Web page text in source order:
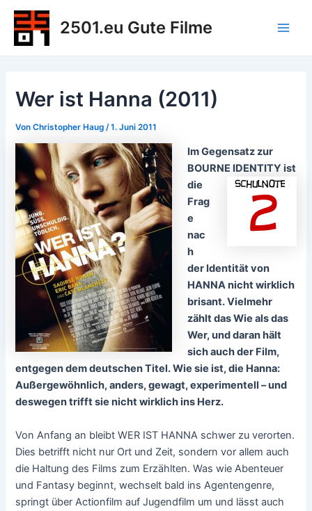
Zum
Inhalt
springen
2501.eu Gute Filme
Wer ist Hanna (2011)
VonChristopher Haug/1. Juni 2011
Im Gegensatz zur
BOURNE IDENTITY ist
die
Frag
e
nac
h
der Identität von
HANNA nicht wirklich
brisant. Vielmehr
zählt das Wie als das
Wer, und daran hält
sich auch der Film,
entgegen dem deutschen Titel. Wie sie ist, die Hanna:
Außergewöhnlich, anders, gewagt, experimentell – und
deswegen trifft sie nicht wirklich ins Herz.
Von Anfang an bleibt WER IST HANNA schwer zu verorten.
Dies betrifft nicht nur Ort und Zeit, sondern vor allem auch
die Haltung des Films zum Erzählten. Was wie Abenteuer
und Fantasy beginnt, wechselt bald ins Agentengenre,
springt über Actionfilm auf Jugendfilm um und lässt auch